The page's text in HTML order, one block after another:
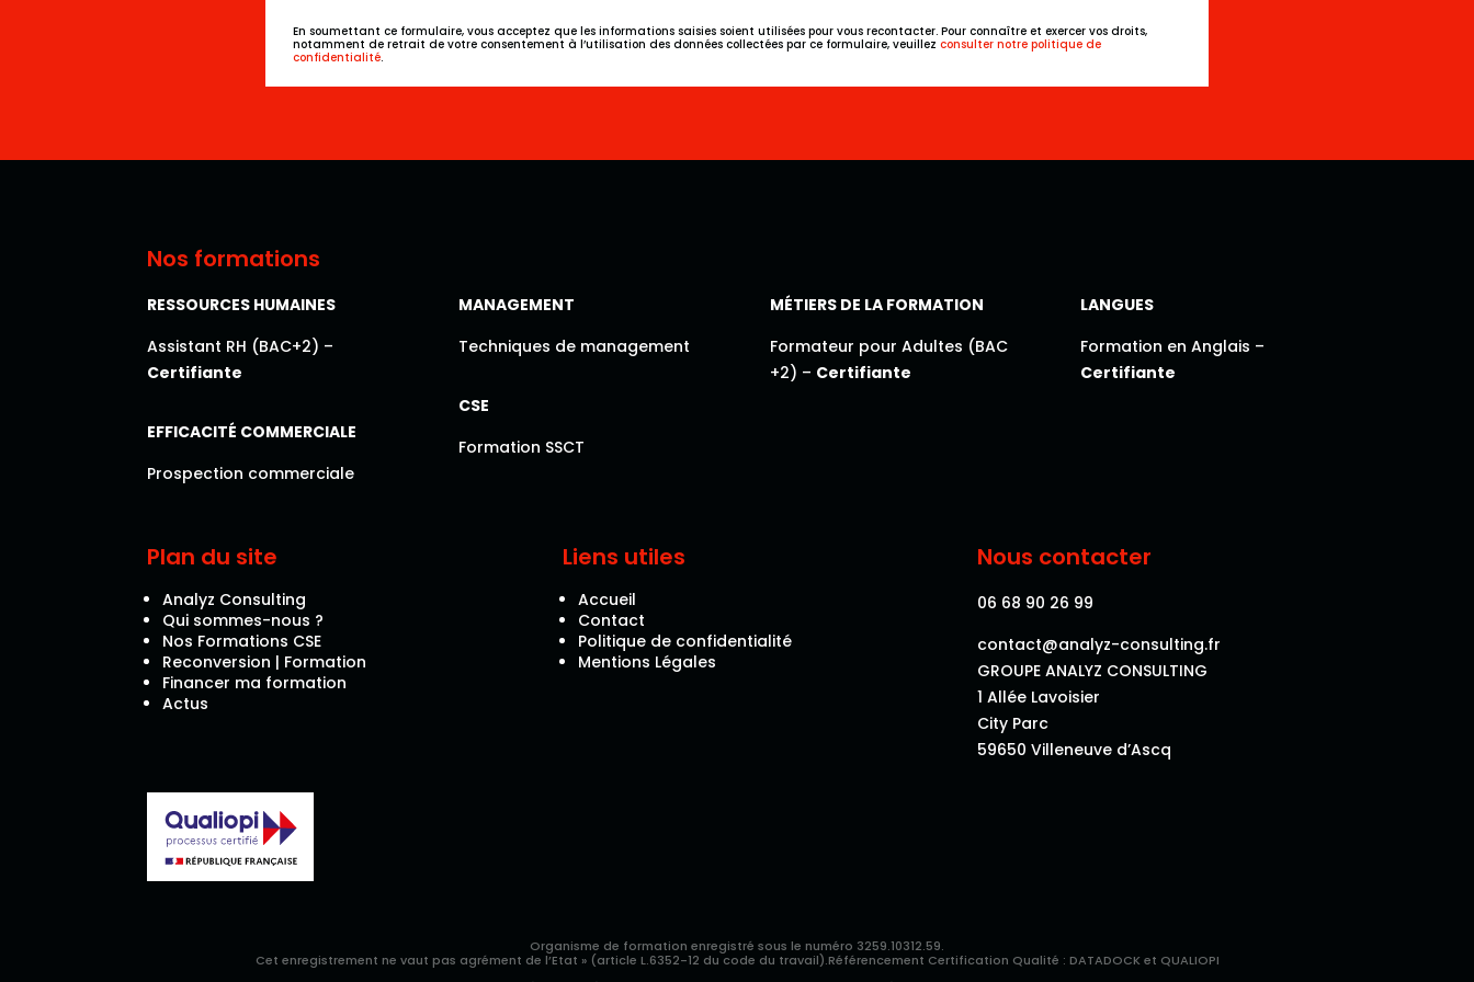
En soumettant ce formulaire, vous acceptez que les informations saisies soient utilisées pour vous recontacter. Pour connaître et exercer vos droits,
notamment de retrait de votre consentement à l’utilisation des données collectées par ce formulaire, veuillez consulter notre politique de
confidentialité.
Nos formations
RESSOURCES HUMAINES
Assistant RH (BAC+2) –
Certifiante
EFFICACITÉ COMMERCIALE
Prospection commerciale
MANAGEMENT
Techniques de management
CSE
Formation SSCT
MÉTIERS DE LA FORMATION
Formateur pour Adultes (BAC
+2) – Certifiante
LANGUES
Formation en Anglais –
Certifiante
Plan du site
Analyz Consulting
Qui sommes-nous ?
Nos Formations CSE
Reconversion | Formation
Financer ma formation
Actus
Liens utiles
Accueil
Contact
Politique de confidentialité
Mentions Légales
Nous contacter
06 68 90 26 99
contact@analyz-consulting.fr
GROUPE ANALYZ CONSULTING
1 Allée Lavoisier
City Parc
59650 Villeneuve d’Ascq
Organisme de formation enregistré sous le numéro 3259.10312.59.
Cet enregistrement ne vaut pas agrément de l’Etat » (article L.6352-12 du code du travail).Référencement Certification Qualité : DATADOCK et QUALIOPI